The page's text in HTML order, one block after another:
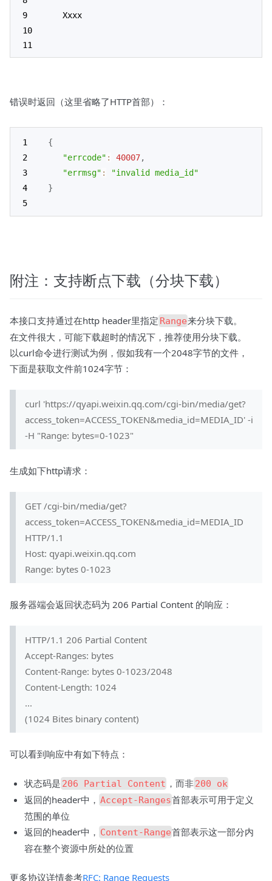
   Xxxx
错误时返回（这里省略了HTTP首部）：
{
"errcode" : 40007,
"errmsg" :
"invalid media_id"
}
附注：支持断点下载（分块下载）
本接口支持通过在http header里指定 Range来分块下载。
在文件很大，可能下载超时的情况下，推荐使用分块下载。
以curl命令进行测试为例，假如我有一个2048字节的文件，
下面是获取文件前1024字节：
curl 'https://qyapi.weixin.qq.com/cgi-bin/media/get?
access_token=ACCESS_TOKEN&media_id=MEDIA_ID' -i
-H "Range: bytes=0-1023"
生成如下http请求：
GET /cgi-bin/media/get?
access_token=ACCESS_TOKEN&media_id=MEDIA_ID
HTTP/1.1
Host: qyapi.weixin.qq.com
Range: bytes 0-1023
服务器端会返回状态码为 206 Partial Content 的响应：
HTTP/1.1 206 Partial Content
Accept-Ranges: bytes
Content-Range: bytes 0-1023/2048
Content-Length: 1024
...
(1024 Bites binary content)
可以看到响应中有如下特点：
状态码是 206 Partial Content ，而非200 ok
返回的header中， Accept-Ranges首部表示可用于定义
范围的单位
返回的header中， Content-Range首部表示这一部分内
容在整个资源中所处的位置
更多协议详情参考RFC: Range Requests